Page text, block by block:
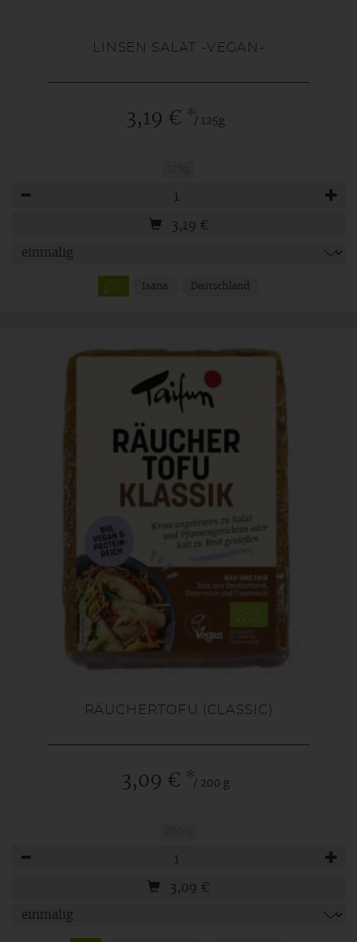
LINSEN SALAT -VEGAN-
3,19 € */ 125g
3,19 €
Isana Deutschland
RÄUCHERTOFU (CLASSIC)
3,09 € */ 200 g
3,09 €